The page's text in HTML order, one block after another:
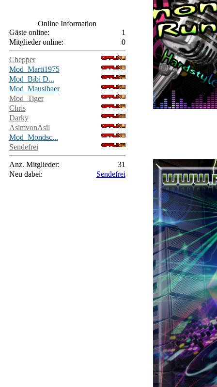
Online Information
Gäste online:
1
Mitglieder online:
0
Chepper
Mod_Marti1975
Mod_Bibi D...
Mod_Mausibaer
Mod_Tiger
Chris
Darky
AsimvonAsil
Mod_Mondsc...
Sendefrei
Anz. Mitglieder:
31
Neu dabei:
Sendefrei